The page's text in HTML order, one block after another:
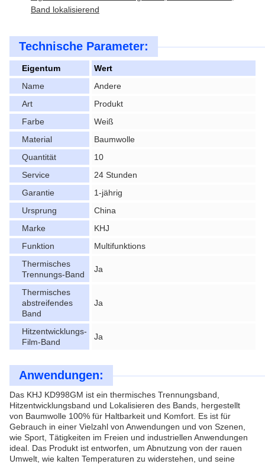
Band lokalisierend
Technische Parameter:
Eigentum
Wert
Name
Andere
Art
Produkt
Farbe
Weiß
Material
Baumwolle
Quantität
10
Service
24 Stunden
Garantie
1-jährig
Ursprung
China
Marke
KHJ
Funktion
Multifunktions
Thermisches
Trennungs-Band
Ja
Thermisches
abstreifendes
Band
Ja
Hitzentwicklungs-
Film-Band
Ja
Anwendungen:
Das KHJ KD998GM ist ein thermisches Trennungsband,
Hitzentwicklungsband und Lokalisieren des Bands, hergestellt
von Baumwolle 100% für Haltbarkeit und Komfort. Es ist für
Gebrauch in einer Vielzahl von Anwendungen und von Szenen,
wie Sport, Tätigkeiten im Freien und industriellen Anwendungen
ideal. Das Produkt ist entworfen, um Abnutzung von der rauen
Umwelt, wie kalten Temperaturen zu widerstehen, und seine